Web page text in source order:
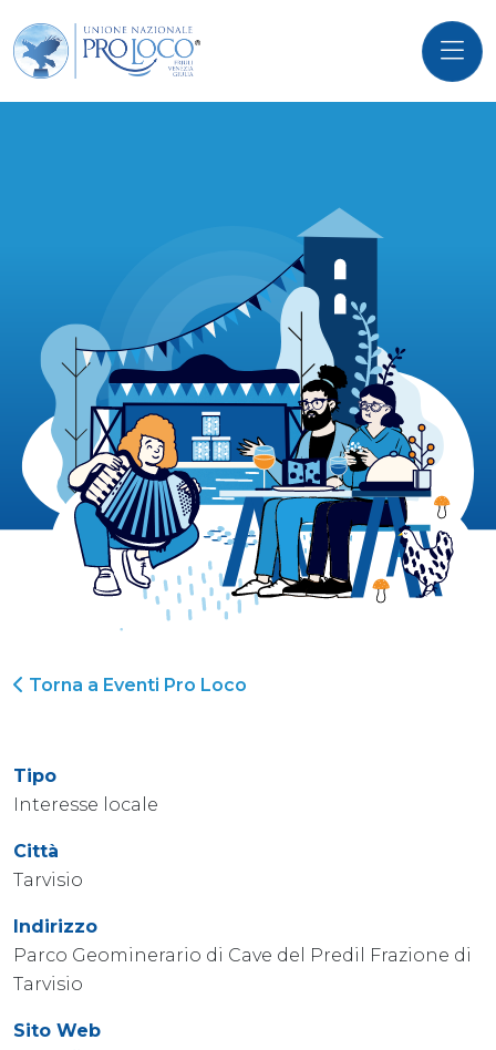
Torna a Eventi Pro Loco
Tipo
Interesse locale
Città
Tarvisio
Indirizzo
Parco Geominerario di Cave del Predil Frazione di
Tarvisio
Sito Web